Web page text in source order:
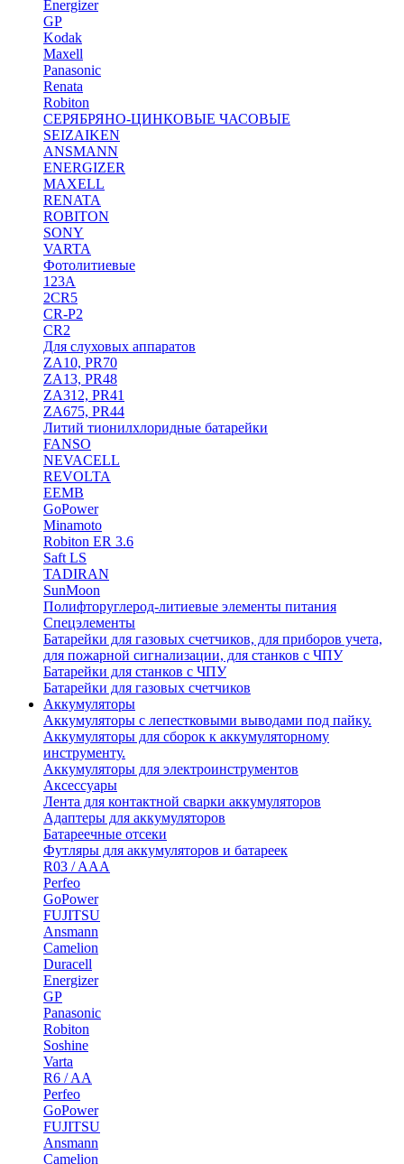
Energizer
GP
Kodak
Maxell
Panasonic
Renata
Robiton
СЕРЯБРЯНО-ЦИНКОВЫЕ ЧАСОВЫЕ
SEIZAIKEN
ANSMANN
ENERGIZER
MAXELL
RENATA
ROBITON
SONY
VARTA
Фотолитиевые
123A
2CR5
CR-P2
CR2
Для слуховых аппаратов
ZA10, PR70
ZA13, PR48
ZA312, PR41
ZA675, PR44
Литий тионилхлоридные батарейки
FANSO
NEVACELL
REVOLTA
EEMB
GoPower
Minamoto
Robiton ER 3.6
Saft LS
TADIRAN
SunMoon
Полифторуглерод-литиевые элементы питания
Спецэлементы
Батарейки для газовых счетчиков, для приборов учета,
для пожарной сигнализации, для станков с ЧПУ
Батарейки для станков с ЧПУ
Батарейки для газовых счетчиков
Аккумуляторы
Аккумуляторы с лепестковыми выводами под пайку.
Аккумуляторы для сборок к аккумуляторному
инструменту.
Аккумуляторы для электроинструментов
Аксессуары
Лента для контактной сварки аккумуляторов
Адаптеры для аккумуляторов
Батареечные отсеки
Футляры для аккумуляторов и батареек
R03 / AAA
Perfeo
GoPower
FUJITSU
Ansmann
Camelion
Duracell
Energizer
GP
Panasonic
Robiton
Soshine
Varta
R6 / AA
Perfeo
GoPower
FUJITSU
Ansmann
Camelion